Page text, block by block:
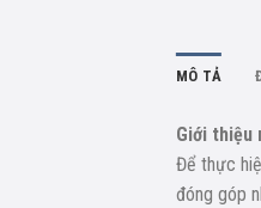
MÔ TẢ
Giới thiệu
Để thực
đóng góp